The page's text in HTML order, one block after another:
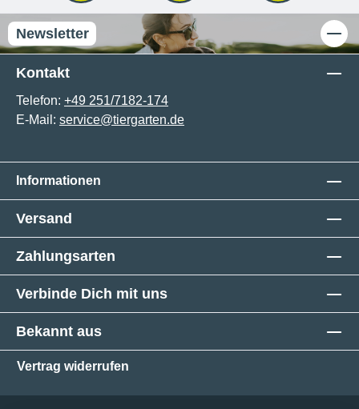
Newsletter
Kontakt
Telefon: +49 251/7182-174
E-Mail: service@tiergarten.de
Informationen
Versand
Zahlungsarten
Verbinde Dich mit uns
Bekannt aus
Vertrag widerrufen